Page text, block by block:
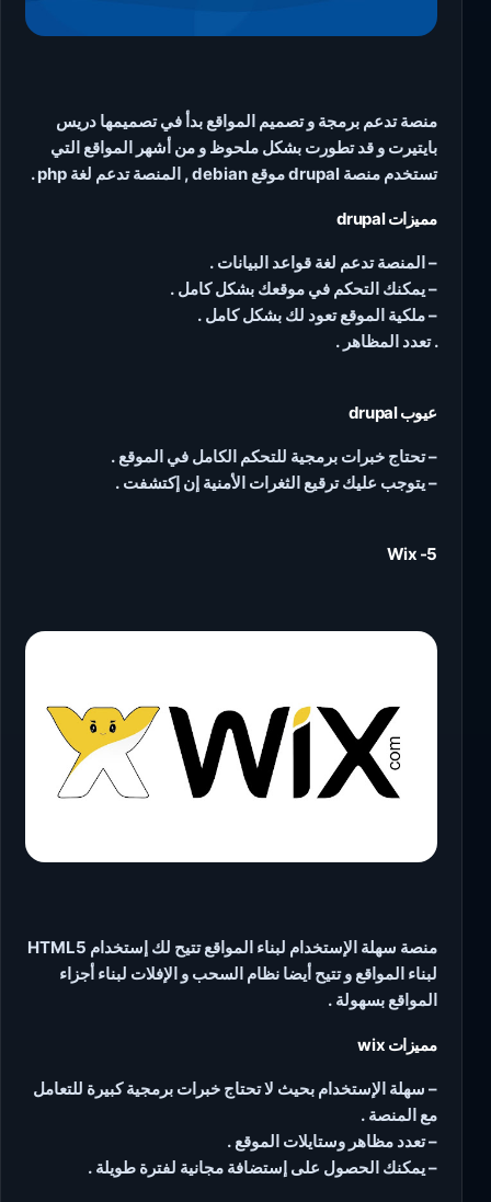
منصة تدعم برمجة و تصميم المواقع بدأ في تصميمها دريس
بايتيرت و قد تطورت بشكل ملحوظ و من أشهر المواقع التي
تستخدم منصة drupal موقع debian , المنصة تدعم لغة php .
مميزات drupal
– المنصة تدعم لغة قواعد البيانات .
– يمكنك التحكم في موقعك بشكل كامل .
– ملكية الموقع تعود لك بشكل كامل .
. تعدد المظاهر .
عيوب drupal
– تحتاج خبرات برمجية للتحكم الكامل في الموقع .
– يتوجب عليك ترقيع الثغرات الأمنية إن إكتشفت .
5- Wix
منصة سهلة الإستخدام لبناء المواقع تتيح لك إستخدام HTML5
لبناء المواقع و تتيح أيضا نظام السحب و الإفلات لبناء أجزاء
المواقع بسهولة .
مميزات wix
– سهلة الإستخدام بحيث لا تحتاج خبرات برمجية كبيرة للتعامل
مع المنصة .
– تعدد مظاهر وستايلات الموقع .
– يمكنك الحصول على إستضافة مجانية لفترة طويلة .